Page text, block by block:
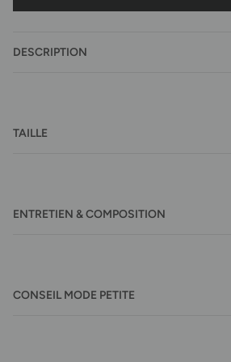
DESCRIPTION
TAILLE
ENTRETIEN & COMPOSITION
CONSEIL MODE PETITE